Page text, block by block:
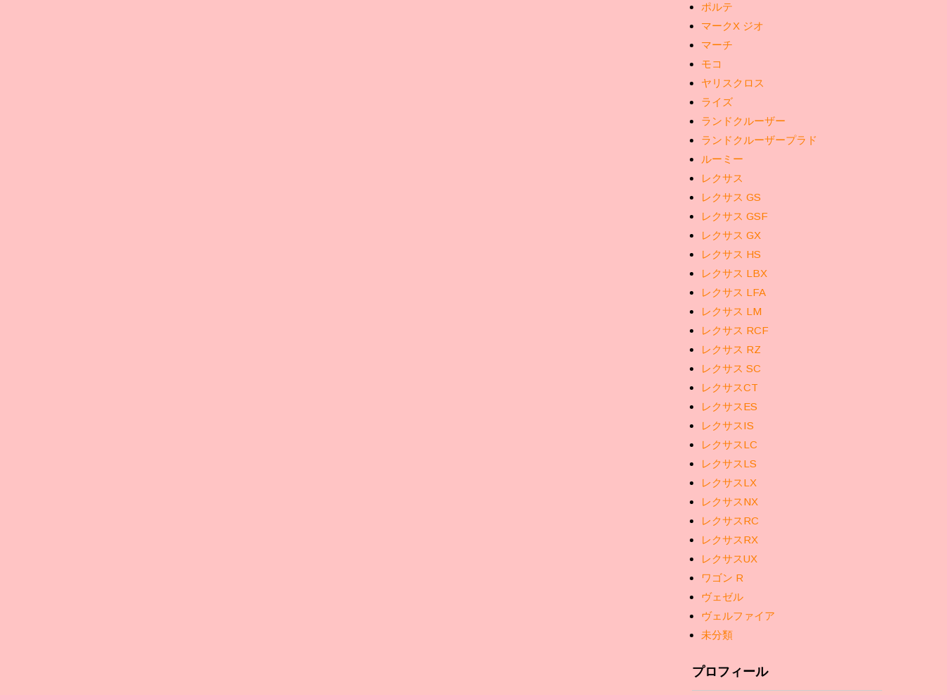
ポルテ
マークX ジオ
マーチ
モコ
ヤリスクロス
ライズ
ランドクルーザー
ランドクルーザープラド
ルーミー
レクサス
レクサス GS
レクサス GSF
レクサス GX
レクサス HS
レクサス LBX
レクサス LFA
レクサス LM
レクサス RCF
レクサス RZ
レクサス SC
レクサスCT
レクサスES
レクサスIS
レクサスLC
レクサスLS
レクサスLX
レクサスNX
レクサスRC
レクサスRX
レクサスUX
ワゴン R
ヴェゼル
ヴェルファイア
未分類
プロフィール